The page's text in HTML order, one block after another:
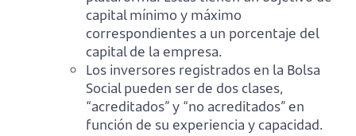
capital mínimo y máximo
correspondientes a un porcentaje del
capital de la empresa.
Los inversores registrados en la Bolsa
Social pueden ser de dos clases,
“acreditados” y “no acreditados” en
función de su experiencia y capacidad.